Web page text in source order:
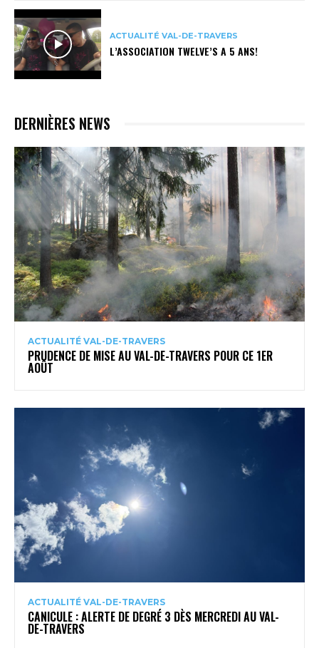
ACTUALITÉ VAL-DE-TRAVERS
L’ASSOCIATION TWELVE’S A 5 ANS!
DERNIÈRES NEWS
ACTUALITÉ VAL-DE-TRAVERS
PRUDENCE DE MISE AU VAL-DE-TRAVERS POUR CE 1ER
AOÛT
ACTUALITÉ VAL-DE-TRAVERS
CANICULE : ALERTE DE DEGRÉ 3 DÈS MERCREDI AU VAL-
DE-TRAVERS